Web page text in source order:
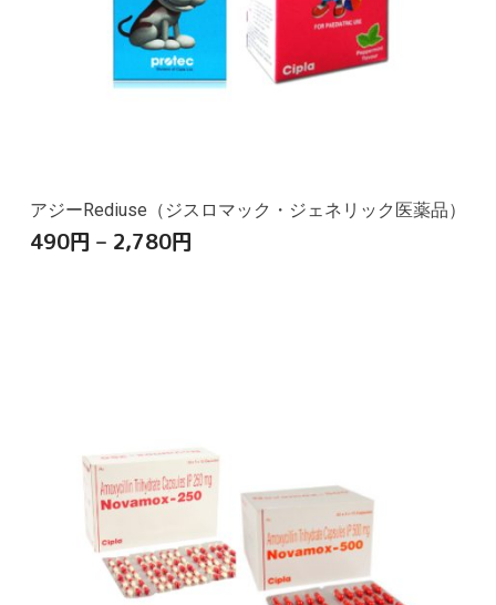
アジーRediuse（ジスロマック・ジェネリック医薬品）
490円 – 2,780円